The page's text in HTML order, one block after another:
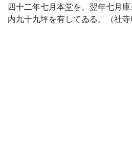
四十二年七月本堂を、翌年七月
内九十九坪を有してゐる。（社寺